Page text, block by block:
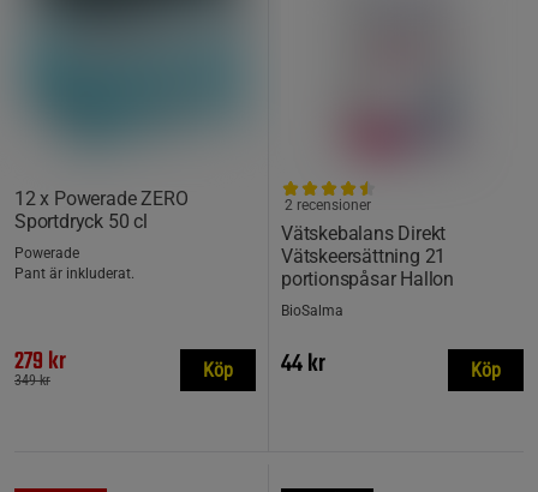
12 x Powerade ZERO
Sportdryck 50 cl
Powerade
Pant är inkluderat.
279 kr
349 kr Köp
Vätskebalans Direkt
Vätskeersättning 21
portionspåsar Hallon
2 recensioner
BioSalma
44 kr Köp